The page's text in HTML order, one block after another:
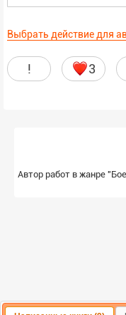
Выбрать действие для
! 3
Автор работ в жанре